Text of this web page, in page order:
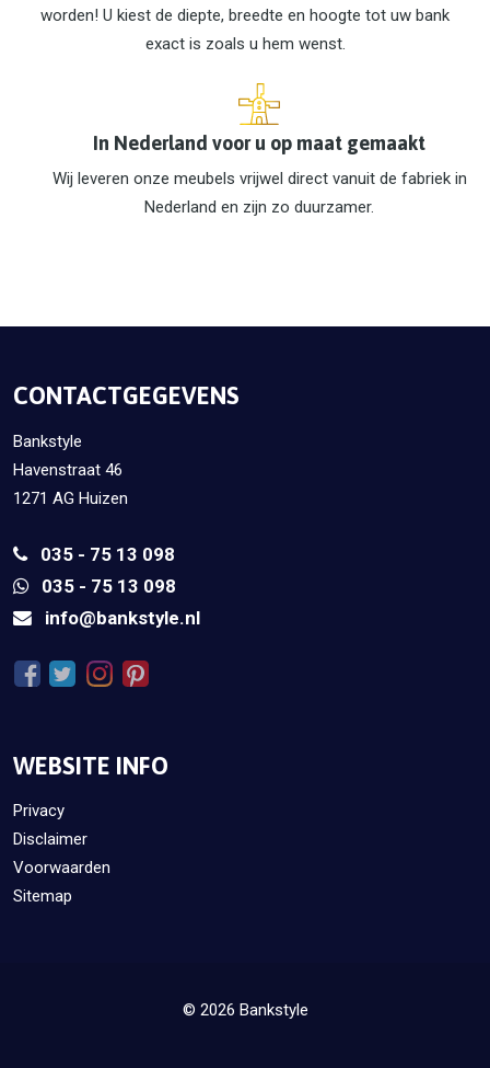
worden! U kiest de diepte, breedte en hoogte tot uw bank
exact is zoals u hem wenst.
In Nederland voor u op maat gemaakt
Wij leveren onze meubels vrijwel direct vanuit de fabriek in
Nederland en zijn zo duurzamer.
CONTACTGEGEVENS
Bankstyle
Havenstraat 46
1271 AG Huizen
035 - 75 13 098
035 - 75 13 098
info@bankstyle.nl
WEBSITE INFO
Privacy
Disclaimer
Voorwaarden
Sitemap
© 2026 Bankstyle